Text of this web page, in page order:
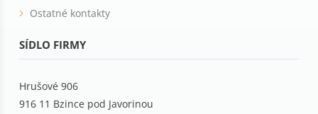
Ostatné kontakty
SÍDLO FIRMY
Hrušové 906
916 11 Bzince pod Javorinou